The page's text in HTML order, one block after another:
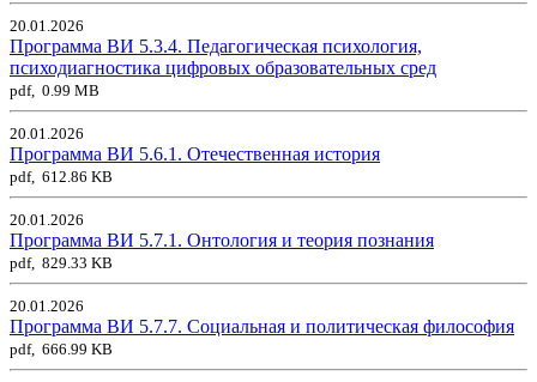
20.01.2026
Программа ВИ 5.3.4. Педагогическая психология,
психодиагностика цифровых образовательных сред
pdf, 0.99 MB
20.01.2026
Программа ВИ 5.6.1. Отечественная история
pdf, 612.86 KB
20.01.2026
Программа ВИ 5.7.1. Онтология и теория познания
pdf, 829.33 KB
20.01.2026
Программа ВИ 5.7.7. Социальная и политическая философия
pdf, 666.99 KB